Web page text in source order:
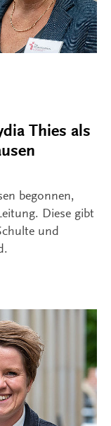
Thies als
begonnen,
Diese gibt
und